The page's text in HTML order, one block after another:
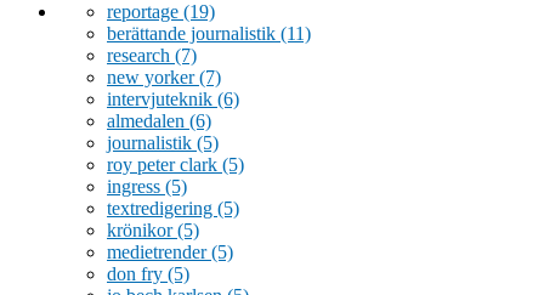
reportage (19)
berättande journalistik (11)
research (7)
new yorker(7)
intervjuteknik (6)
almedalen (6)
journalistik (5)
roy peter clark (5)
ingress (5)
textredigering (5)
krönikor(5)
medietrender(5)
don fry (5)